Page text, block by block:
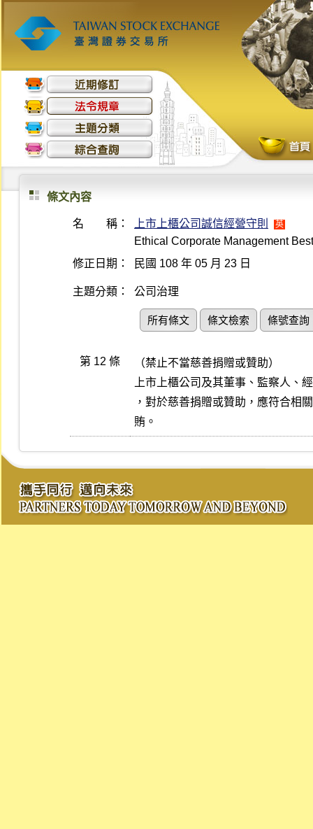
條文內容
名 稱： 上市上櫃公司誠信經營守則 英
Ethical Corporate Management
修正日期：
民國 108 年 05 月 23 日
主題分類： 公司治理
所有條文 條文檢索 條號查詢
第 12 條
（禁止不當慈善捐贈或贊助）
上市上櫃公司及其董事、監察人、
，對於慈善捐贈或贊助，應符合相
賄。